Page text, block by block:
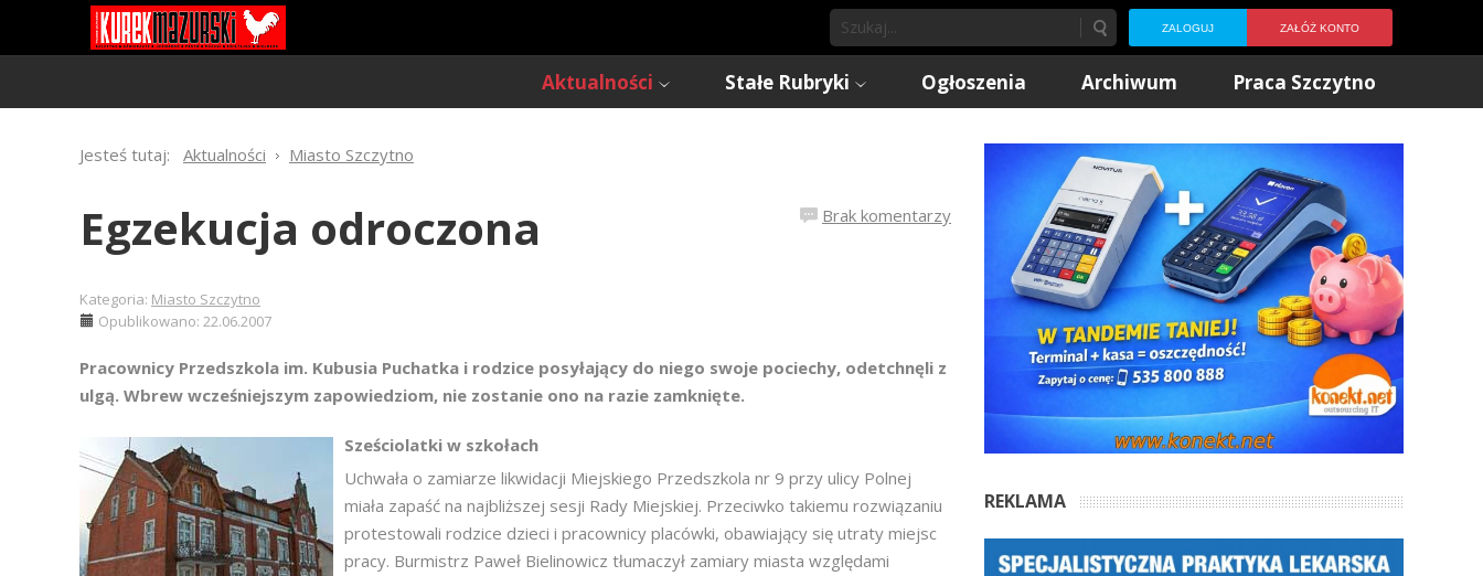
ZALOGUJ ZAŁÓŻ KONTO
Aktualności Stałe Rubryki Ogłoszenia Archiwum Praca Szczytno
Jesteś tutaj: Aktualności Miasto Szczytno
Brak komentarzy
Egzekucja odroczona
Kategoria: Miasto Szczytno
Opublikowano: 22.06.2007
Pracownicy Przedszkola im. Kubusia Puchatka i rodzice posyłający do niego swoje pociechy, odetchnęli z
ulgą. Wbrew wcześniejszym zapowiedziom, nie zostanie ono na razie zamknięte.
Sześciolatki w szkołach
Uchwała o zamiarze likwidacji Miejskiego Przedszkola nr 9 przy ulicy Polnej
miała zapaść na najbliższej sesji Rady Miejskiej. Przeciwko takiemu rozwiązaniu
protestowali rodzice dzieci i pracownicy placówki, obawiający się utraty miejsc
pracy. Burmistrz Paweł Bielinowicz tłumaczył zamiary miasta względami
REKLAMA